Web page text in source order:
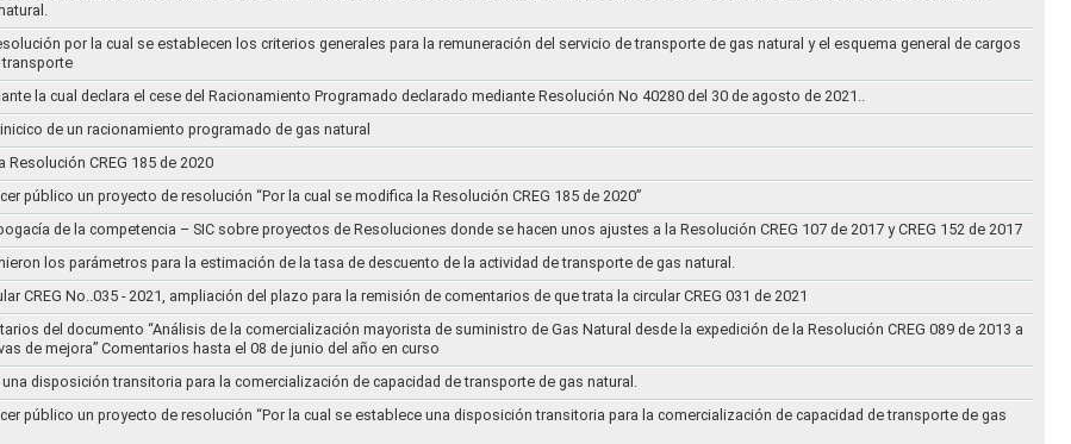
por la cual se establecen los criterios generales para la remuneración del servicio de transporte de gas natural y el esquema general de cargos
la cual declara el cese del Racionamiento Programado declarado mediante Resolución No 40280 del 30 de agosto de 2021..
de un racionamiento programado de gas natural
Resolución CREG 185 de 2020
público un proyecto de resolución “Por la cual se modifica la Resolución CREG 185 de 2020”
de la competencia – SIC sobre proyectos de Resoluciones donde se hacen unos ajustes a la Resolución CREG 107 de 2017 y CREG 152 de 2017
los parámetros para la estimación de la tasa de descuento de la actividad de transporte de gas natural.
CREG No..035 - 2021, ampliación del plazo para la remisión de comentarios de que trata la circular CREG 031 de 2021
del documento “Análisis de la comercialización mayorista de suministro de Gas Natural desde la expedición de la Resolución CREG 089 de 2013 a
de mejora” Comentarios hasta el 08 de junio del año en curso
disposición transitoria para la comercialización de capacidad de transporte de gas natural.
público un proyecto de resolución “Por la cual se establece una disposición transitoria para la comercialización de capacidad de transporte de gas